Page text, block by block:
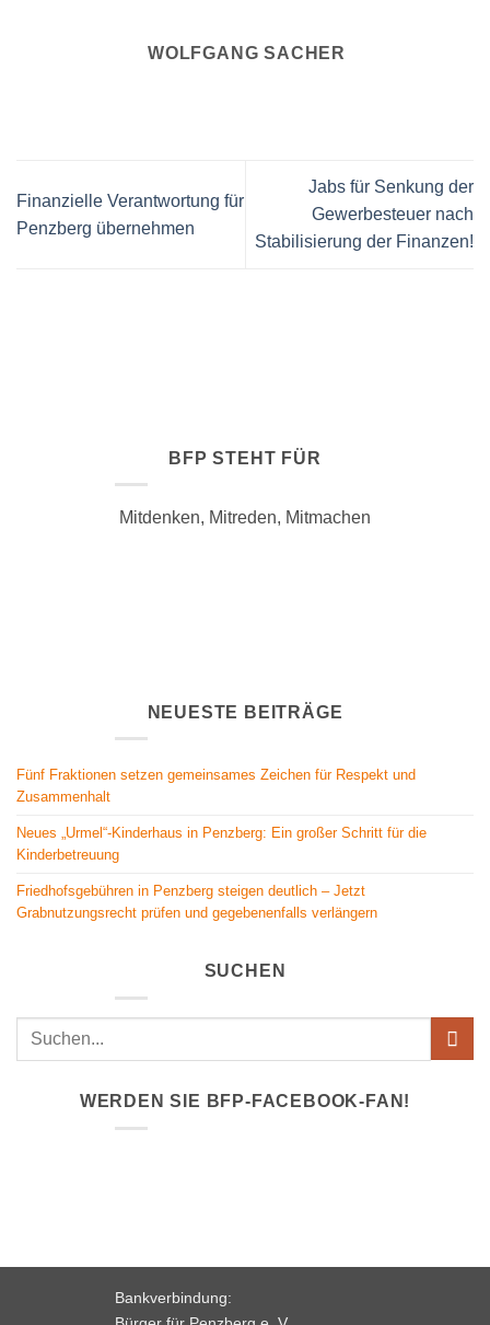
WOLFGANG SACHER
Finanzielle Verantwortung für
Penzberg übernehmen
Jabs für Senkung der
Gewerbesteuer nach
Stabilisierung der Finanzen!
BFP STEHT FÜR
Mitdenken, Mitreden, Mitmachen
NEUESTE BEITRÄGE
Fünf Fraktionen setzen gemeinsames Zeichen für Respekt und
Zusammenhalt
Neues „Urmel“-Kinderhaus in Penzberg: Ein großer Schritt für die
Kinderbetreuung
Friedhofsgebühren in Penzberg steigen deutlich – Jetzt
Grabnutzungsrecht prüfen und gegebenenfalls verlängern
SUCHEN
WERDEN SIE BFP-FACEBOOK-FAN!
Bankverbindung: